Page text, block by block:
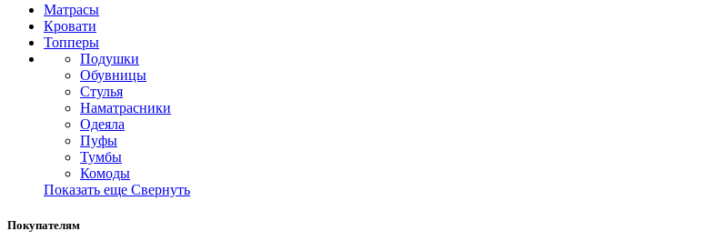
Матрасы
Кровати
Топперы
Подушки
Обувницы
Стулья
Наматрасники
Одеяла
Пуфы
Тумбы
Комоды
Показать еще Свернуть
Покупателям